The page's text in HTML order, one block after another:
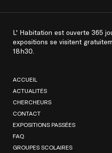
L' Habitation est ouverte 365
expositions se visitent
18h30.
ACCUEIL
ACTUALITÉS
CHERCHEURS
CONTACT
EXPOSITIONS PASSÉES
FAQ
GROUPES SCOLAIRES